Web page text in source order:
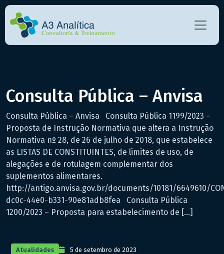
Consulta Pública – Anvisa
Consulta Pública – Anvisa Consulta Pública 1199/2023 –
Proposta de Instrução Normativa que altera a Instrução
Normativa nº 28, de 26 de julho de 2018, que estabelece
as LISTAS DE CONSTITUINTES, de limites de uso, de
alegações e de rotulagem complementar dos
suplementos alimentares.
http://antigo.anvisa.gov.br/documents/10181/6649610/
dc0c-44e0-b331-90e81adb8fea Consulta Pública
1200/2023 – Proposta para estabelecimento de […]
Atualidades 5 de setembro de 2023